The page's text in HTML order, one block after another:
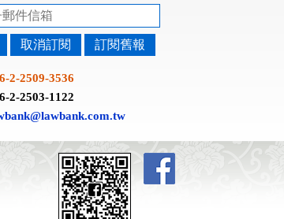
取消訂閱 訂閱舊報
2-2509-3536
2503-1122